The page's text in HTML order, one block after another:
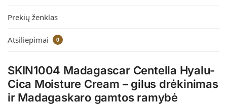
Prekių ženklas
Atsiliepimai 0
SKIN1004 Madagascar Centella Hyalu-
Cica Moisture Cream – gilus drėkinimas
ir Madagaskaro gamtos ramybė